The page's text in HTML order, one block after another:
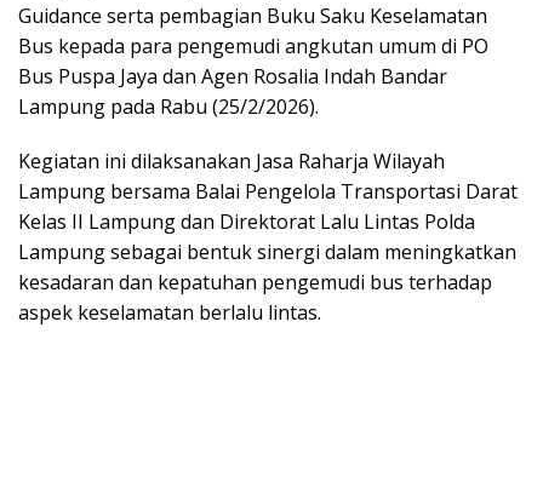
Guidance serta pembagian Buku Saku Keselamatan
Bus kepada para pengemudi angkutan umum di PO
Bus Puspa Jaya dan Agen Rosalia Indah Bandar
Lampung pada Rabu (25/2/2026).
Kegiatan ini dilaksanakan Jasa Raharja Wilayah
Lampung bersama Balai Pengelola Transportasi Darat
Kelas II Lampung dan Direktorat Lalu Lintas Polda
Lampung sebagai bentuk sinergi dalam meningkatkan
kesadaran dan kepatuhan pengemudi bus terhadap
aspek keselamatan berlalu lintas.